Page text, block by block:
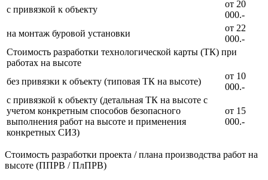
с привязкой к объекту
от 20
000.-
на монтаж буровой установки
от 22
000.-
Стоимость разработки технологической карты (ТК) при
работах на высоте
без привязки к объекту (типовая ТК на высоте)
от 10
000.-
с привязкой к объекту (детальная ТК на высоте с
учетом конкретным способов безопасного
выполнения работ на высоте и применения
конкретных СИЗ)
от 15
000.-
Стоимость разработки проекта / плана производства работ на
высоте (ППРВ / ПлПРВ)